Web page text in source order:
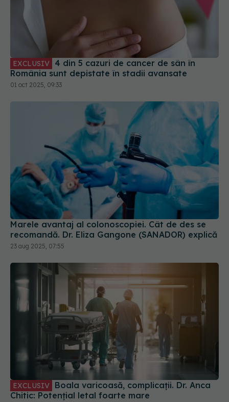
EXCLUSIV
România sunt depistate în stadii avansate
01 oct 2025, 09:33
Marele avantaj al colonoscopiei. Cât de des se
recomandă. Dr. Eliza Gangone (SANADOR) explică
23 aug 2025, 07:55
EXCLUSIV
Chitic: Potențial letal foarte mare